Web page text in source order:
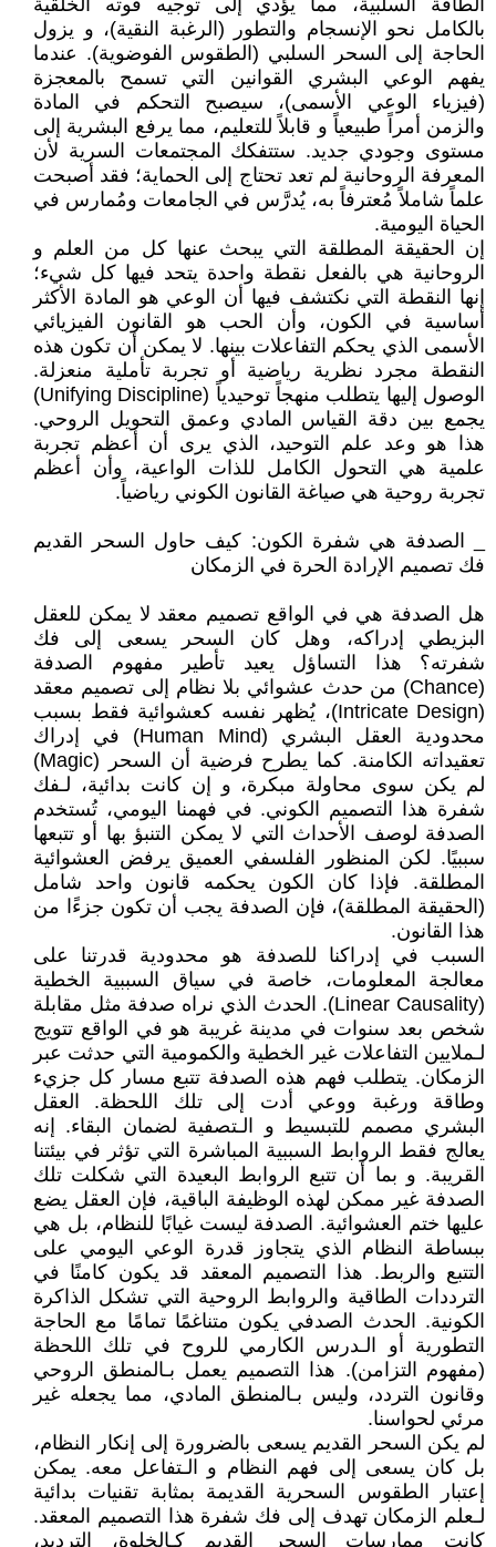
الطاقة السلبية، مما يؤدي إلى توجيه قوته الخلقية
بالكامل نحو الإنسجام والتطور (الرغبة النقية)، و يزول
الحاجة إلى السحر السلبي (الطقوس الفوضوية). عندما
يفهم الوعي البشري القوانين التي تسمح بالمعجزة
(فيزياء الوعي الأسمى)، سيصبح التحكم في المادة
والزمن أمراً طبيعياً و قابلاً للتعليم، مما يرفع البشرية إلى
مستوى وجودي جديد. ستتفكك المجتمعات السرية لأن
المعرفة الروحانية لم تعد تحتاج إلى الحماية؛ فقد أصبحت
علماً شاملاً مُعترفاً به، يُدرَّس في الجامعات ومُمارس في
الحياة اليومية.
إن الحقيقة المطلقة التي يبحث عنها كل من العلم و
الروحانية هي بالفعل نقطة واحدة يتحد فيها كل شيء؛
إنها النقطة التي نكتشف فيها أن الوعي هو المادة الأكثر
أساسية في الكون، وأن الحب هو القانون الفيزيائي
الأسمى الذي يحكم التفاعلات بينها. لا يمكن أن تكون هذه
النقطة مجرد نظرية رياضية أو تجربة تأملية منعزلة.
الوصول إليها يتطلب منهجاً توحيدياً (Unifying Discipline)
يجمع بين دقة القياس المادي وعمق التحويل الروحي.
هذا هو وعد علم التوحيد، الذي يرى أن أعظم تجربة
علمية هي التحول الكامل للذات الواعية، وأن أعظم
تجربة روحية هي صياغة القانون الكوني رياضياً.
_ الصدفة هي شفرة الكون: كيف حاول السحر القديم
فك تصميم الإرادة الحرة في الزمكان
هل الصدفة هي في الواقع تصميم معقد لا يمكن للعقل
البزيطي إدراكه، وهل كان السحر يسعى إلى فك
شفرته؟ هذا التساؤل يعيد تأطير مفهوم الصدفة
(Chance) من حدث عشوائي بلا نظام إلى تصميم معقد
(Intricate Design)، يُظهر نفسه كعشوائية فقط بسبب
محدودية العقل البشري (Human Mind) في إدراك
تعقيداته الكامنة. كما يطرح فرضية أن السحر (Magic)
لم يكن سوى محاولة مبكرة، و إن كانت بدائية، لـفك
شفرة هذا التصميم الكوني. في فهمنا اليومي، تُستخدم
الصدفة لوصف الأحداث التي لا يمكن التنبؤ بها أو تتبعها
سببيًا. لكن المنظور الفلسفي العميق يرفض العشوائية
المطلقة. فإذا كان الكون يحكمه قانون واحد شامل
(الحقيقة المطلقة)، فإن الصدفة يجب أن تكون جزءًا من
هذا القانون.
السبب في إدراكنا للصدفة هو محدودية قدرتنا على
معالجة المعلومات، خاصة في سياق السببية الخطية
(Linear Causality). الحدث الذي نراه صدفة مثل مقابلة
شخص بعد سنوات في مدينة غريبة هو في الواقع تتويج
لـملايين التفاعلات غير الخطية والكمومية التي حدثت عبر
الزمكان. يتطلب فهم هذه الصدفة تتبع مسار كل جزيء
وطاقة ورغبة ووعي أدت إلى تلك اللحظة. العقل
البشري مصمم للتبسيط و الـتصفية لضمان البقاء. إنه
يعالج فقط الروابط السببية المباشرة التي تؤثر في بيئتنا
القريبة. و بما أن تتبع الروابط البعيدة التي شكلت تلك
الصدفة غير ممكن لهذه الوظيفة الباقية، فإن العقل يضع
عليها ختم العشوائية. الصدفة ليست غيابًا للنظام، بل هي
ببساطة النظام الذي يتجاوز قدرة الوعي اليومي على
التتبع والربط. هذا التصميم المعقد قد يكون كامنًا في
الترددات الطاقية والروابط الروحية التي تشكل الذاكرة
الكونية. الحدث الصدفي يكون متناغمًا تمامًا مع الحاجة
التطورية أو الـدرس الكارمي للروح في تلك اللحظة
(مفهوم التزامن). هذا التصميم يعمل بـالمنطق الروحي
وقانون التردد، وليس بـالمنطق المادي، مما يجعله غير
مرئي لحواسنا.
لم يكن السحر القديم يسعى بالضرورة إلى إنكار النظام،
بل كان يسعى إلى فهم النظام و الـتفاعل معه. يمكن
إعتبار الطقوس السحرية القديمة بمثابة تقنيات بدائية
لـعلم الزمكان تهدف إلى فك شفرة هذا التصميم المعقد.
كانت ممارسات السحر القديم كـالخلوة، الترديد،